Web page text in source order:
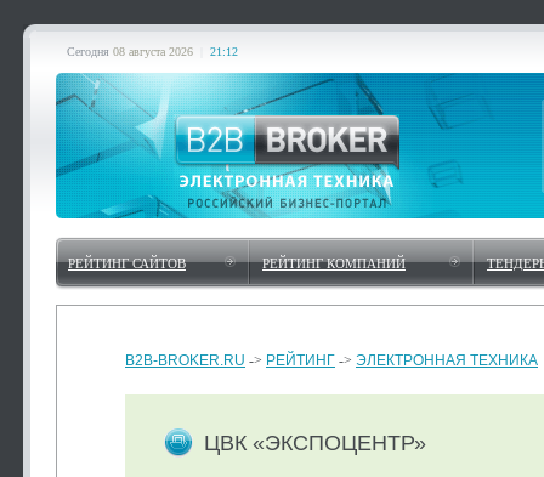
Сегодня 08 августа 2026 21:12
РЕЙТИНГ САЙТОВ РЕЙТИНГ КОМПАНИЙ
B2B-BROKER.RU -> РЕЙТИНГ -> ЭЛЕКТРОННАЯ ТЕХНИКА
ЦВК «ЭКСПОЦЕНТР»